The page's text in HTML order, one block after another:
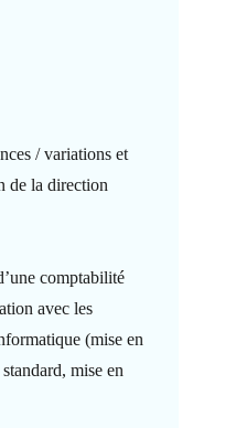
/ variations et
de la direction
comptabilité
avec les
(mise en
mise en